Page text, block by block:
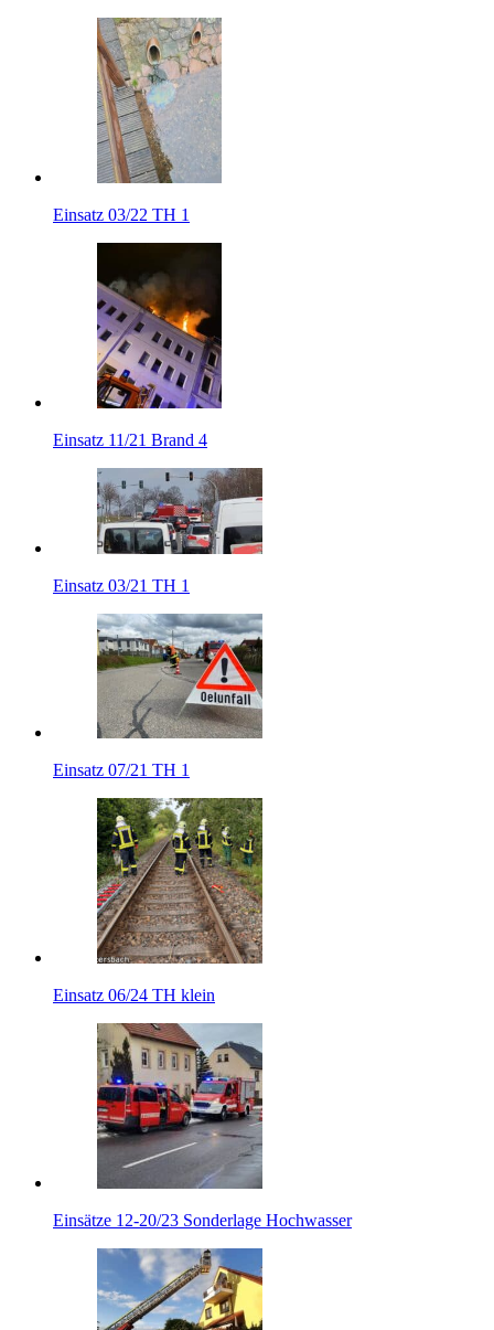
Einsatz 03/22 TH 1
Einsatz 11/21 Brand 4
Einsatz 03/21 TH 1
Einsatz 07/21 TH 1
Einsatz 06/24 TH klein
Einsätze 12-20/23 Sonderlage Hochwasser